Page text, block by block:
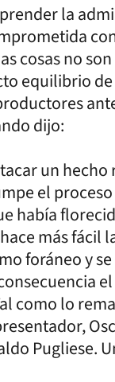
la
cosas no
equilibrio
dijo:
un
el
había
más fácil
foráneo y
como lo
Pugliese.